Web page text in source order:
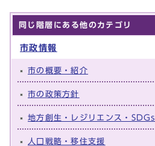
同じ階層にある他のカテゴリ
市政情報
市の概要・紹介
市の政策方針
地方創生・レジリエンス・SDGs
人口戦略・移住支援